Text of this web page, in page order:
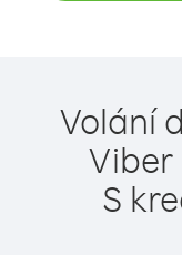
Volání
Viber
S